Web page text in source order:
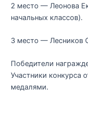
2 место — Леонова
начальных классов).
3 место — Лесников
Победители
Участники конкурса
медалями.